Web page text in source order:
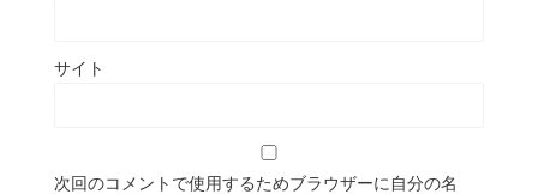
サイト
次回のコメントで使用するためブラウザーに自分の名